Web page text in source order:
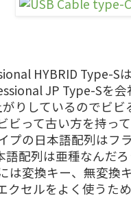
HYBRID Type-Sは
JP Type-Sを会
りしているのでビビ
って古い方を持って
の日本語配列はフ
配列は亜種なんだ
は変換キー、無変換
クセルをよく使うた